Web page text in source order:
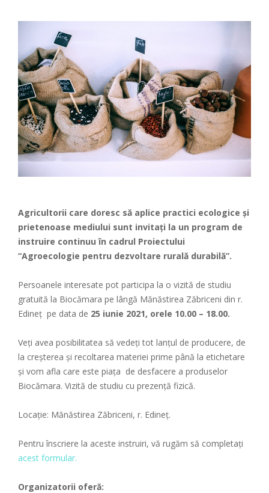
Agricultorii care doresc să aplice practici ecologice și
prietenoase mediului sunt invitați la un program de
instruire continuu în cadrul Proiectului
“Agroecologie pentru dezvoltare rurală durabilă”.
Persoanele interesate pot participa la o vizită de studiu
gratuită la Biocămara pe lângă Mănăstirea Zăbriceni din r.
Edineț pe data de 25 iunie 2021, orele 10.00 – 18.00.
Veți avea posibilitatea să vedeți tot lanțul de producere, de
la creșterea și recoltarea materiei prime până la etichetare
și vom afla care este piața de desfacere a produselor
Biocămara. Vizită de studiu cu prezență fizică.
Locație: Mănăstirea Zăbriceni, r. Edineț.
Pentru înscriere la aceste instruiri, vă rugăm să completați
acest formular.
Organizatorii oferă: